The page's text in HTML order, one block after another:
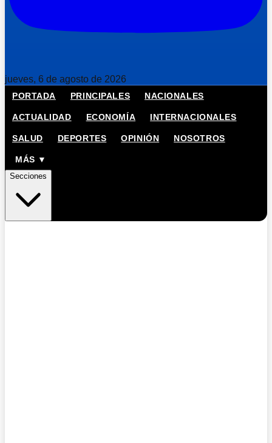
jueves, 6 de agosto de 2026
PORTADA PRINCIPALES NACIONALES
ACTUALIDAD ECONOMÍA INTERNACIONALES
SALUD DEPORTES OPINIÓN NOSOTROS
MÁS ▼
Secciones